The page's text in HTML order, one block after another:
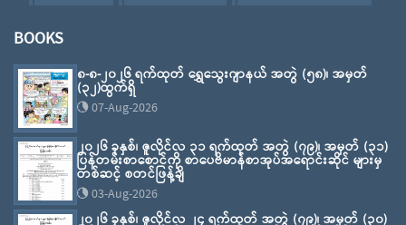
BOOKS
၈-၈-၂၀၂၆ ရက်ထုတ် ရွှေသွေးဂျာနယ် အတွဲ (၅၈)၊ အမှတ်
(၃၂)ထွက်ရှိ
07-Aug-2026
၂၀၂၆ ခုနှစ်၊ ဇူလိုင်လ ၃၁ ရက်ထုတ် အတွဲ (၇၉)၊ အမှတ် (၃၁)
ပြန်တမ်းစာစောင်ကို စာပေဗိမာန်စာအုပ်အရောင်းဆိုင် များမှ
တစ်ဆင့် စတင်ဖြန့်ချိ
03-Aug-2026
၂၀၂၆ ခုနှစ်၊ ဇူလိုင်လ ၂၄ ရက်ထုတ် အတွဲ (၇၉)၊ အမှတ် (၃၀)